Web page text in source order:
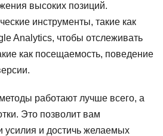
высоких позиций.
инструменты, такие как
Analytics, чтобы отслеживать
как посещаемость, поведение
работают лучше всего, а
Это позволит вам
усилия и достичь желаемых